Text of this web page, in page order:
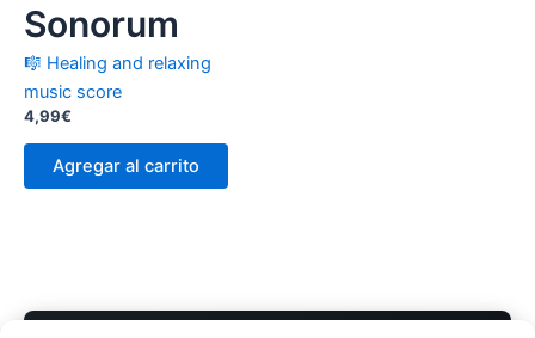
Sonorum
🎼 Healing and relaxing
music score
4,99€
Agregar al carrito